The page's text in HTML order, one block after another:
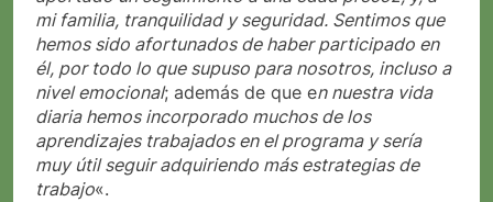
mi familia, tranquilidad y seguridad. Sentimos que
hemos sido afortunados de haber participado en
él, por todo lo que supuso para nosotros, incluso a
nivel emocional; además de que en nuestra vida
diaria hemos incorporado muchos de los
aprendizajes trabajados en el programa y sería
muy útil seguir adquiriendo más estrategias de
trabajo«.